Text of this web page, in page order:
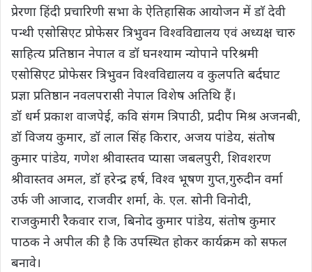
प्रेरणा हिंदी प्रचारिणी सभा के ऐतिहासिक आयोजन में डाॅ देवी
पन्थी एसोसिएट प्रोफेसर त्रिभुवन विश्वविद्यालय एवं अध्यक्ष चारु
साहित्य प्रतिष्ठान नेपाल व डॉ घनश्याम न्योपाने परिश्रमी
एसोसिएट प्रोफेसर त्रिभुवन विश्वविद्यालय व कुलपति बर्दघाट
प्रज्ञा प्रतिष्ठान नवलपरासी नेपाल विशेष अतिथि हैं।
डॉ धर्म प्रकाश वाजपेई, कवि संगम त्रिपाठी, प्रदीप मिश्र अजनबी,
डॉ विजय कुमार, डॉ लाल सिंह किरार, अजय पांडेय, संतोष
कुमार पांडेय, गणेश श्रीवास्तव प्यासा जबलपुरी, शिवशरण
श्रीवास्तव अमल, डॉ हरेन्द्र हर्ष, विश्व भूषण गुप्त,गुरुदीन वर्मा
उर्फ जी आजाद, राजवीर शर्मा, के. एल. सोनी विनोदी,
राजकुमारी रैकवार राज, बिनोद कुमार पांडेय, संतोष कुमार
पाठक ने अपील की है कि उपस्थित होकर कार्यक्रम को सफल
बनावे।